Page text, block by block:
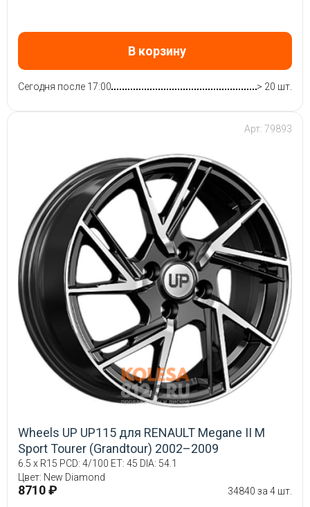
В корзину
Сегодня после 17:00 > 20 шт.
Арт: 79893
Wheels UP UP115 для RENAULT Megane II М
Sport Tourer (Grandtour) 2002–2009
6.5 x R15 PCD: 4/100 ET: 45 DIA: 54.1
Цвет: New Diamond
8710 ₽ 34840 за 4 шт.